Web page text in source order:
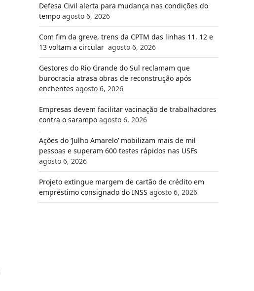
Defesa Civil alerta para mudança nas condições do
tempo agosto 6, 2026
Com fim da greve, trens da CPTM das linhas 11, 12 e
13 voltam a circular agosto 6, 2026
Gestores do Rio Grande do Sul reclamam que
burocracia atrasa obras de reconstrução após
enchentes agosto 6, 2026
Empresas devem facilitar vacinação de trabalhadores
contra o sarampo agosto 6, 2026
Ações do ‘Julho Amarelo’ mobilizam mais de mil
pessoas e superam 600 testes rápidos nas USFs
agosto 6, 2026
Projeto extingue margem de cartão de crédito em
empréstimo consignado do INSS agosto 6, 2026